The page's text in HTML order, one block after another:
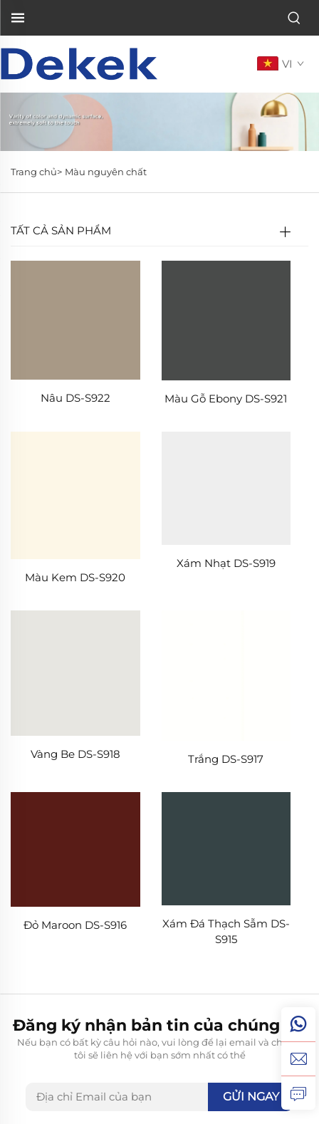
VI
Trang chủ> Màu nguyên chất
TẤT CẢ SẢN PHẨM
Nâu DS-S922 Màu Gỗ Ebony DS-S921
Màu Kem DS-S920
Xám Nhạt DS-S919
Vàng Be DS-S918 Trắng DS-S917
Đỏ Maroon DS-S916
Xám Đá Thạch Sẫm DS-
S915
Đăng ký nhận bản tin của chúng tôi
Nếu bạn có bất kỳ câu hỏi nào, vui lòng để lại email và chúng
tôi sẽ liên hệ với bạn sớm nhất có thể
GỬI NGAY